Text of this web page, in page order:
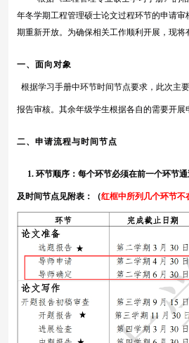
年冬学期工程管理硕士论文过程环节的申请
期重新开放。为确保相关工作顺利开展，现将
一、 面向对象
根据学习手册中环节时间节点要求，此次主
报告审核。其余年级学生根据各自的需要开展
二、申请流程与时间节点
1. 环节顺序 ：每个环节必须在前一个环节
及时间节点见附表 ： （红框中所列几个环节不